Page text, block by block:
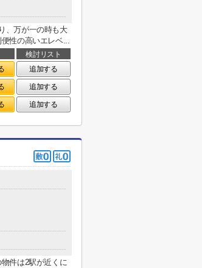
、万が一の時も大
性の高いエレベ...
検討リスト
追加する
追加する
追加する
件は2駅が近くに